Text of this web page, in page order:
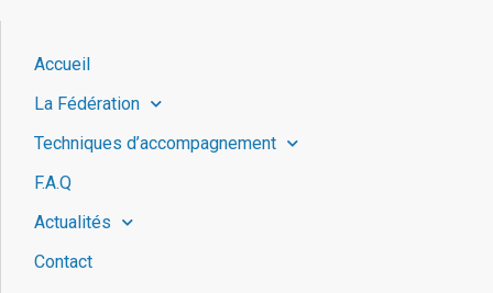
Accueil
La Fédération
Techniques d’accompagnement
F.A.Q
Actualités
Contact